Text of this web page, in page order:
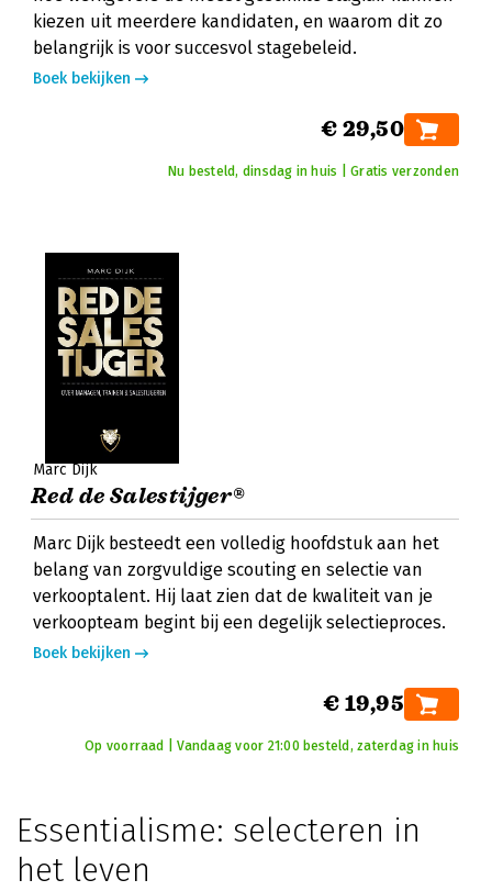
kiezen uit meerdere kandidaten, en waarom dit zo
belangrijk is voor succesvol stagebeleid.
Boek bekijken
€ 29,50
Nu besteld, dinsdag in huis | Gratis verzonden
Marc Dijk
Red de Salestijger®
Marc Dijk besteedt een volledig hoofdstuk aan het
belang van zorgvuldige scouting en selectie van
verkooptalent. Hij laat zien dat de kwaliteit van je
verkoopteam begint bij een degelijk selectieproces.
Boek bekijken
€ 19,95
Op voorraad | Vandaag voor 21:00 besteld, zaterdag in huis
Essentialisme: selecteren in
het leven